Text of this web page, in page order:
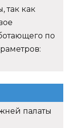
так как
по
палаты